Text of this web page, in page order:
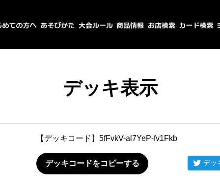
デッキ表示
【デッキコード】 5fFvkV-al7YeP-fv1Fkb
デッキコードをコピーする デッ